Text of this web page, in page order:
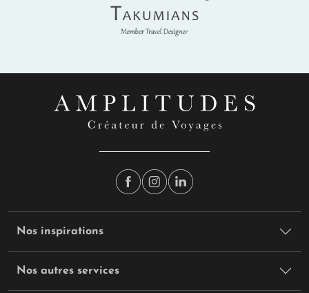
Takumians
Nos inspirations
Nos autres services